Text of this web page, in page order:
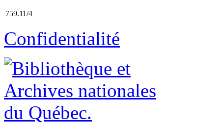
759.11/4
Confidentialité